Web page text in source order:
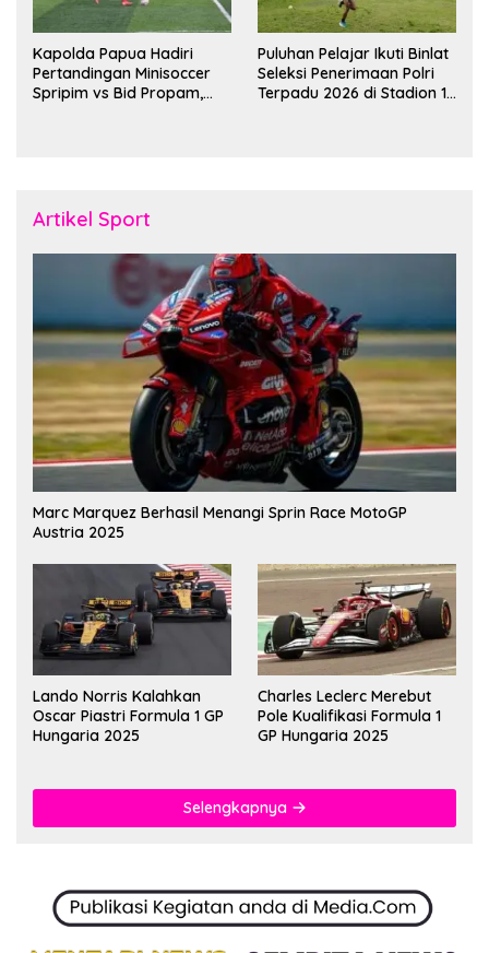
Kapolda Papua Hadiri
Pertandingan Minisoccer
Spripim vs Bid Propam,
Puluhan Pelajar Ikuti Binlat
Seleksi Penerimaan Polri
Terpadu 2026 di Stadion 16
Artikel Sport
Marc Marquez Berhasil Menangi Sprin Race MotoGP
Austria 2025
Lando Norris Kalahkan
Oscar Piastri Formula 1 GP
Hungaria 2025
Charles Leclerc Merebut
Pole Kualifikasi Formula 1
GP Hungaria 2025
Selengkapnya